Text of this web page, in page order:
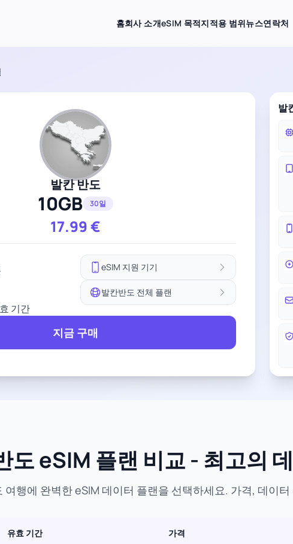
홈회사 소개eSIM 목적지적용 범위뉴스연락처
발칸 반도
10GB 30일
17.99€
기간
eSIM 지원 기기
발칸반도 전체 플랜
지금 구매
발
도 eSIM 플랜 비교 - 최고의
여행에 완벽한 eSIM 데이터 플랜을 선택하세요. 가격, 데이
유효 기간 가격